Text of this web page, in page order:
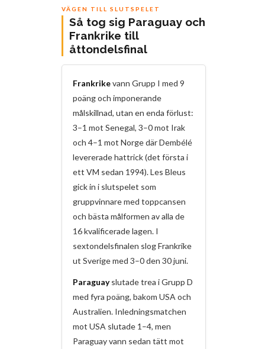
VÄGEN TILL SLUTSPELET
Så tog sig Paraguay och
Frankrike till
åttondelsfinal
Frankrikevann Grupp I med 9
poäng och imponerande
målskillnad, utan en enda förlust:
3–1 mot Senegal, 3–0 mot Irak
och 4–1 mot Norge där Dembélé
levererade hattrick (det första i
ett VM sedan 1994). Les Bleus
gick in i slutspelet som
gruppvinnare med toppcansen
och bästa målformen av alla de
16 kvalificerade lagen. I
sextondelsfinalen slog Frankrike
ut Sverige med 3–0 den 30 juni.
Paraguayslutade trea i Grupp D
med fyra poäng, bakom USA och
Australien. Inledningsmatchen
mot USA slutade 1–4, men
Paraguay vann sedan tätt mot